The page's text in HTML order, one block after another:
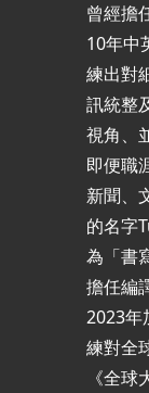
曾經擔
10年中
練出對
訊統整
視角、
即便職
新聞、
的名字
為「書
擔任編
2023年
練對全
《全